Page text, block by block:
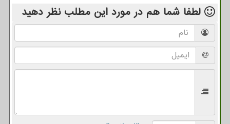
لطفا شما هم در مورد این مطلب نظر دهید